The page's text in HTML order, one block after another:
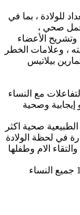
للولادة ، بما في
صحي ،
وتشريح الأعضاء
، وعلامات الخطر
بيلاتيس
مع النساء
صحية اكثر
في لحظة الولادة
الام وطفلها
كل أسبوع يوم الأربعاء بين الساعة 10:00 و 12:00 جميع النساء